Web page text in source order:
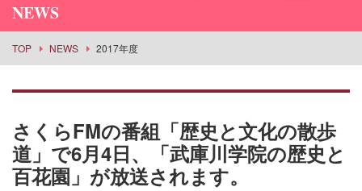
NEWS
TOP NEWS 2017年度
さくらFMの番組「歴史と文化の散歩
道」で6月4日、「武庫川学院の歴史と
百花園」が放送されます。